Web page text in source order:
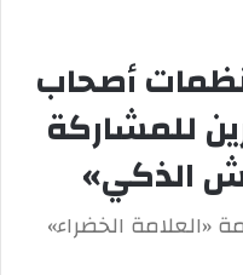
أصحاب
للمشاركة
الذكي»
«العلامة الخضراء»